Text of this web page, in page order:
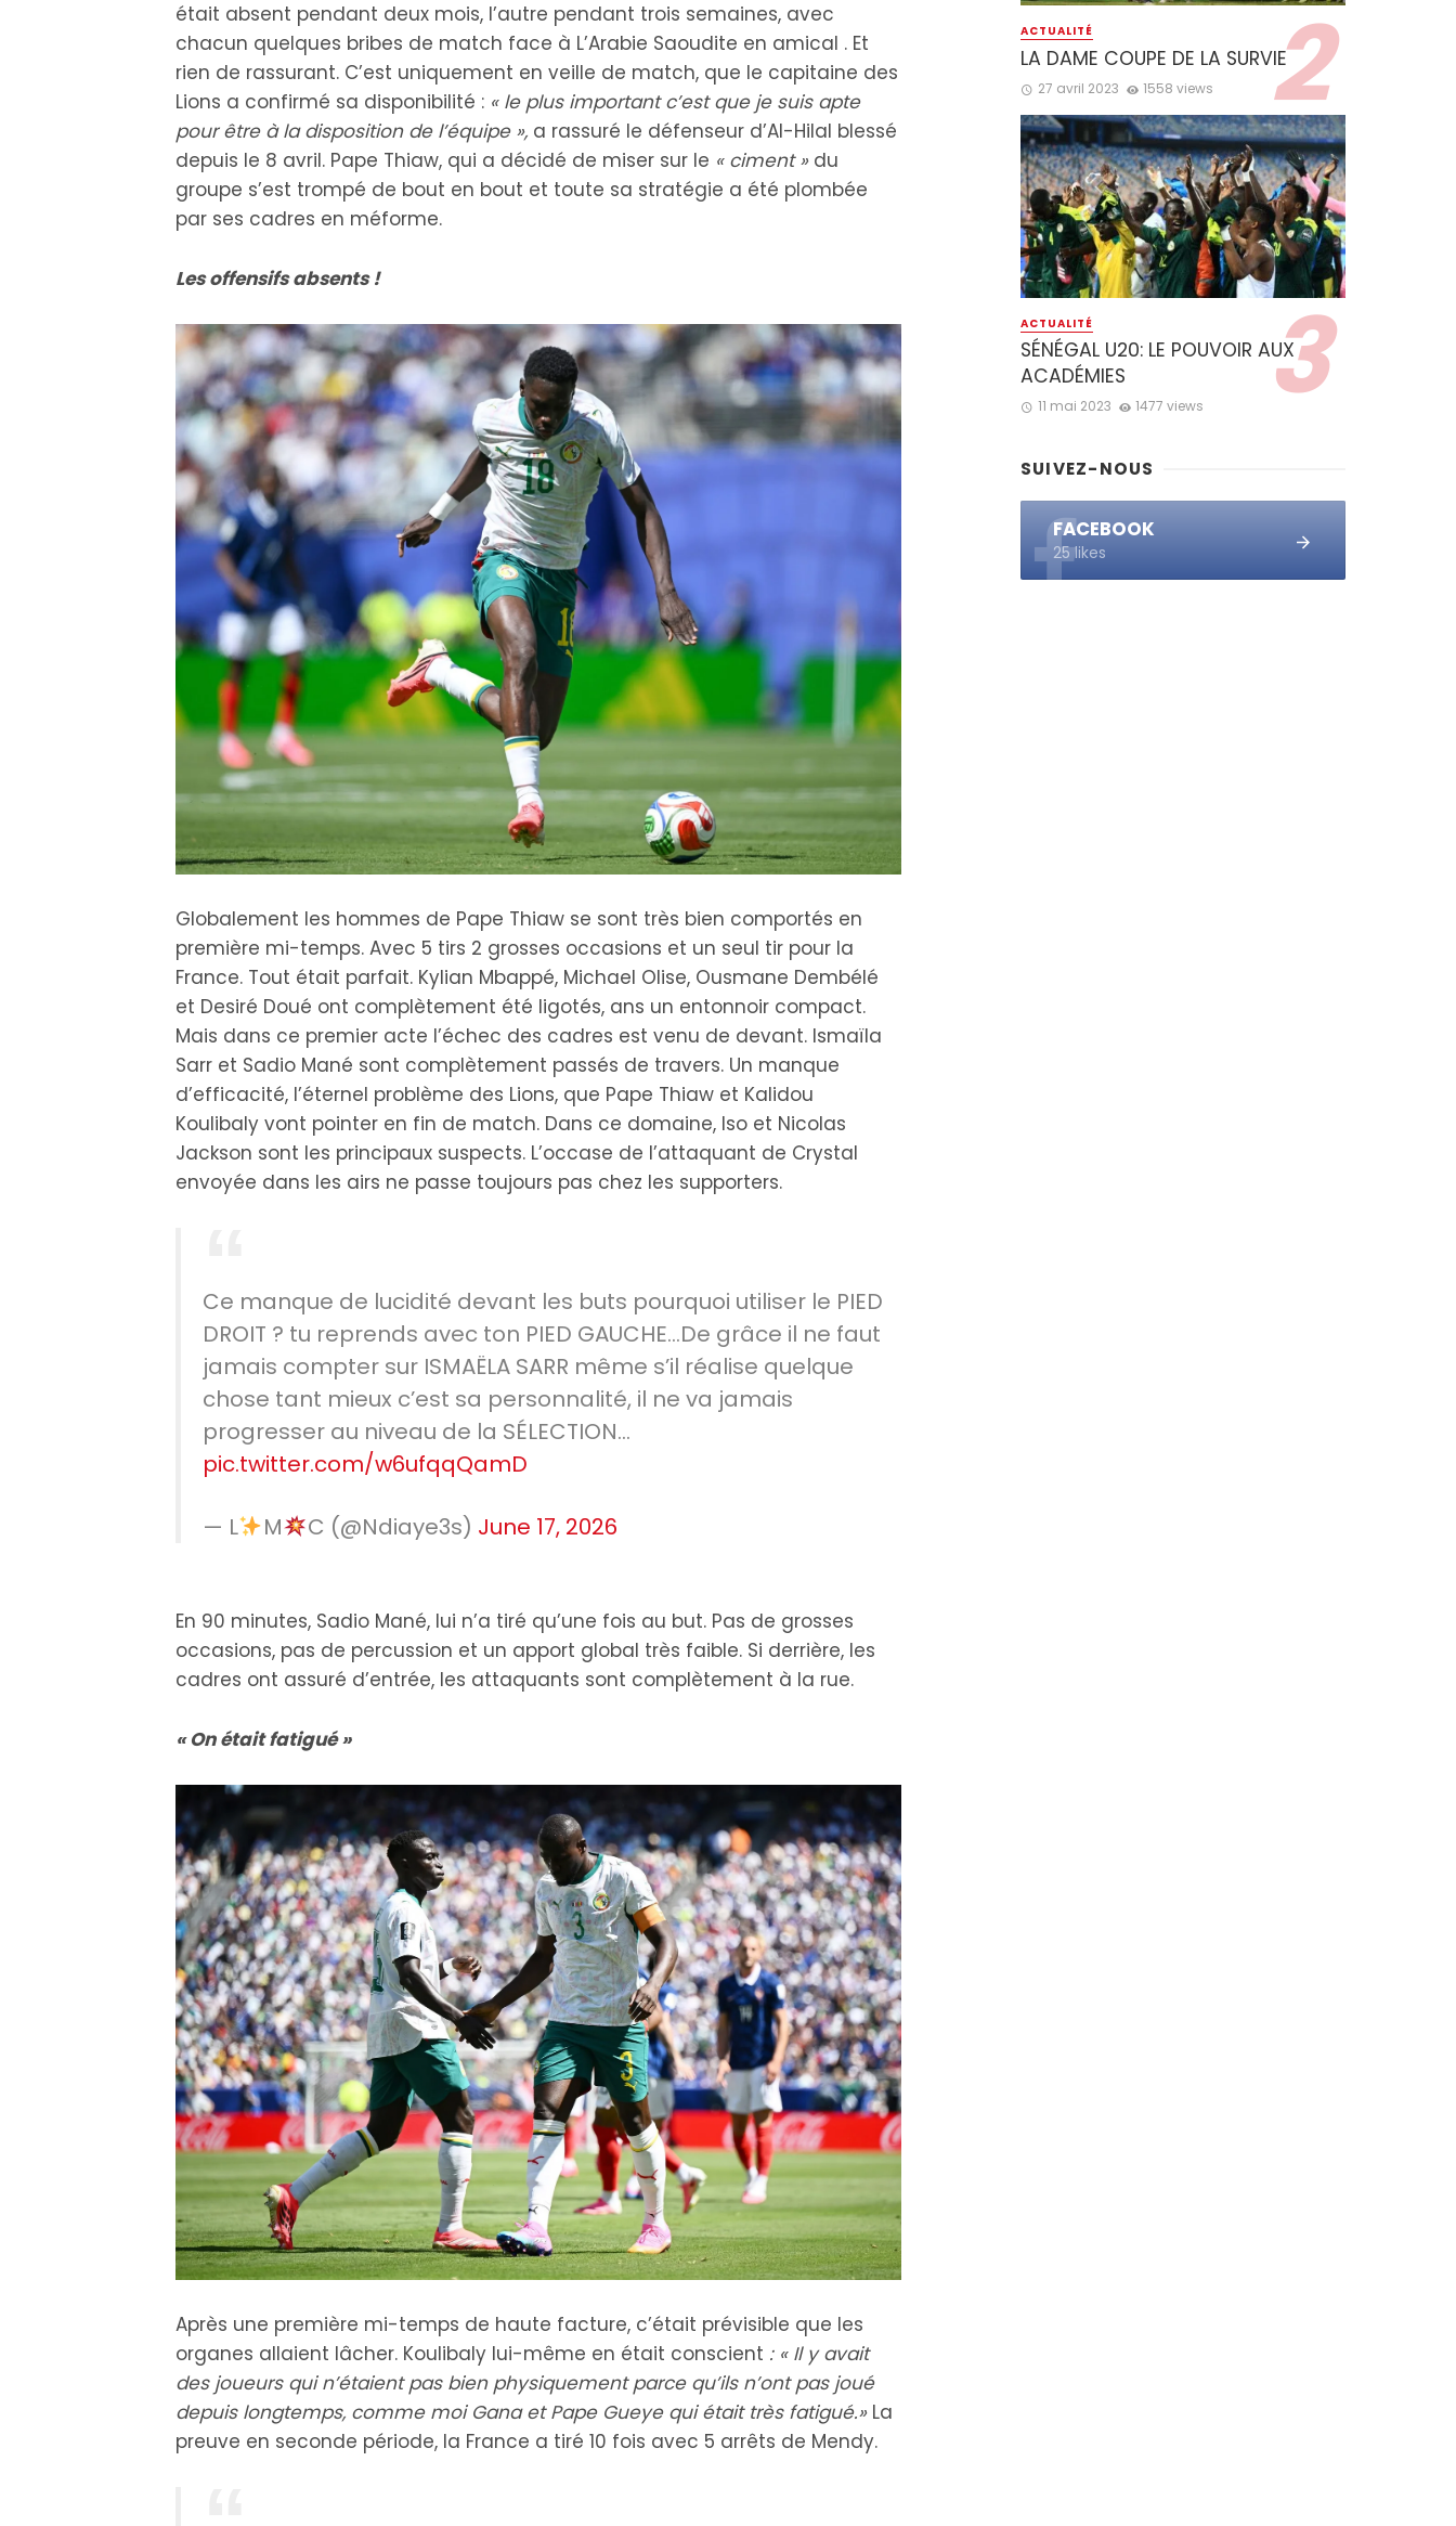
était absent pendant deux mois, l’autre pendant trois semaines, avec
chacun quelques bribes de match face à L’Arabie Saoudite en amical . Et
rien de rassurant. C’est uniquement en veille de match, que le capitaine des
Lions a confirmé sa disponibilité : « le plus important c’est que je suis apte
pour être à la disposition de l’équipe », a rassuré le défenseur d’Al-Hilal blessé
depuis le 8 avril. Pape Thiaw, qui a décidé de miser sur le « ciment »du
groupe s’est trompé de bout en bout et toute sa stratégie a été plombée
par ses cadres en méforme.
Les offensifs absents !
Globalement les hommes de Pape Thiaw se sont très bien comportés en
première mi-temps. Avec 5 tirs 2 grosses occasions et un seul tir pour la
France. Tout était parfait. Kylian Mbappé, Michael Olise, Ousmane Dembélé
et Desiré Doué ont complètement été ligotés, ans un entonnoir compact.
Mais dans ce premier acte l’échec des cadres est venu de devant. Ismaïla
Sarr et Sadio Mané sont complètement passés de travers. Un manque
d’efficacité, l’éternel problème des Lions, que Pape Thiaw et Kalidou
Koulibaly vont pointer en fin de match. Dans ce domaine, Iso et Nicolas
Jackson sont les principaux suspects. L’occase de l’attaquant de Crystal
envoyée dans les airs ne passe toujours pas chez les supporters.
Ce manque de lucidité devant les buts pourquoi utiliser le PIED
DROIT ? tu reprends avec ton PIED GAUCHE…De grâce il ne faut
jamais compter sur ISMAËLA SARR même s’il réalise quelque
chose tant mieux c’est sa personnalité, il ne va jamais
progresser au niveau de la SÉLECTION…
pic.twitter.com/w6ufqqQamD
— L M C (@Ndiaye3s) June 17, 2026
En 90 minutes, Sadio Mané, lui n’a tiré qu’une fois au but. Pas de grosses
occasions, pas de percussion et un apport global très faible. Si derrière, les
cadres ont assuré d’entrée, les attaquants sont complètement à la rue.
« On était fatigué »
Après une première mi-temps de haute facture, c’était prévisible que les
organes allaient lâcher. Koulibaly lui-même en était conscient : « Il y avait
des joueurs qui n’étaient pas bien physiquement parce qu’ils n’ont pas joué
depuis longtemps, comme moi Gana et Pape Gueye qui était très fatigué.»La
preuve en seconde période, la France a tiré 10 fois avec 5 arrêts de Mendy.
ACTUALITÉ
LA DAME COUPE DE LA SURVIE
27 avril 2023 1558 views
ACTUALITÉ
SÉNÉGAL U20: LE POUVOIR AUX
ACADÉMIES
11 mai 2023 1477 views
SUIVEZ-NOUS
FACEBOOK
25 likes